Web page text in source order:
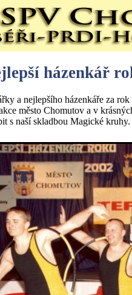
házenkář
a nejlepšího házenkáře za
město Chomutov a v
s naší skladbou Magické kruhy.